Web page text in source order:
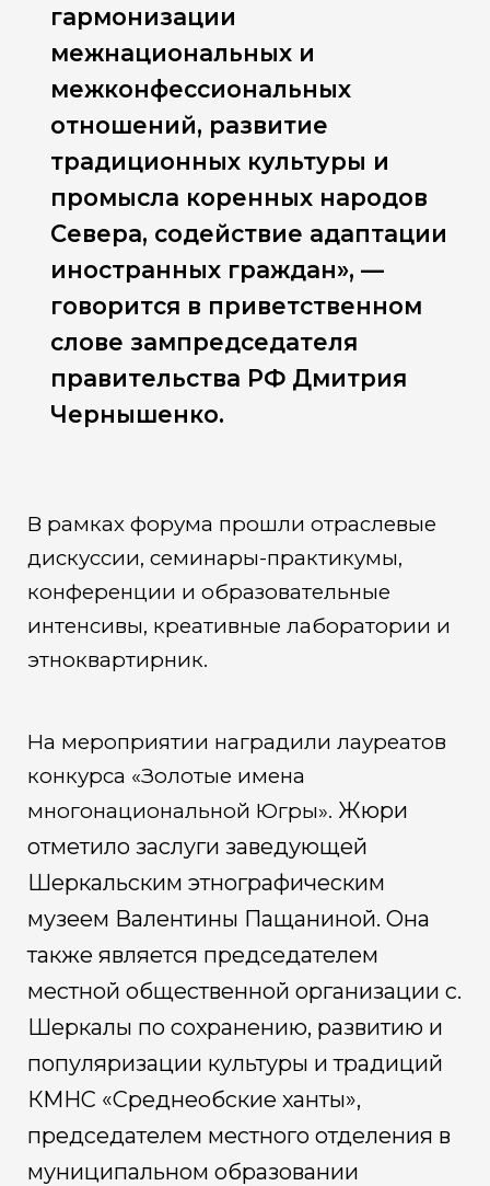
гармонизации
межнациональных и
межконфессиональных
отношений, развитие
традиционных культуры и
промысла коренных народов
Севера, содействие адаптации
иностранных граждан», —
говорится в приветственном
слове зампредседателя
правительства РФ Дмитрия
Чернышенко.
В рамках форума прошли отраслевые
дискуссии, семинары-практикумы,
конференции и образовательные
интенсивы, креативные лаборатории и
этноквартирник.
На мероприятии наградили лауреатов
конкурса «Золотые имена
многонациональной Югры». Жюри
отметило заслуги заведующей
Шеркальским этнографическим
музеем Валентины Пащаниной. Она
также является председателем
местной общественной организации с.
Шеркалы по сохранению, развитию и
популяризации культуры и традиций
КМНС «Среднеобские ханты»,
председателем местного отделения в
муниципальном образовании